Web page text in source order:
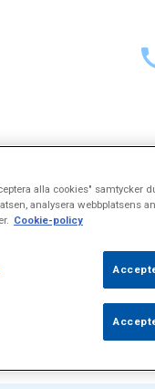
alla cookies" samtycker
analysera webbplatsens
Cookie-policy